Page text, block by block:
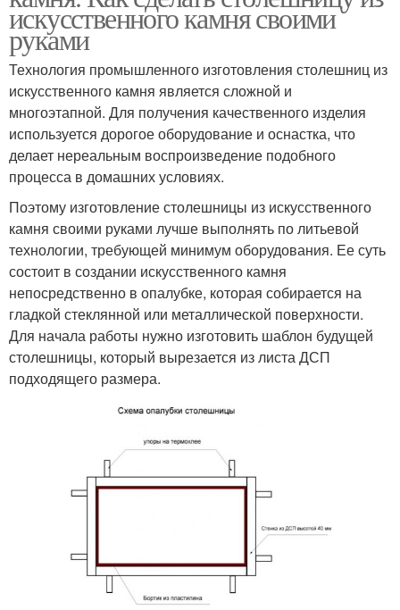
искусственного камня своими
руками
Технология промышленного изготовления столешниц из
искусственного камня является сложной и
многоэтапной. Для получения качественного изделия
используется дорогое оборудование и оснастка, что
делает нереальным воспроизведение подобного
процесса в домашних условиях.
Поэтому изготовление столешницы из искусственного
камня своими руками лучше выполнять по литьевой
технологии, требующей минимум оборудования. Ее суть
состоит в создании искусственного камня
непосредственно в опалубке, которая собирается на
гладкой стеклянной или металлической поверхности.
Для начала работы нужно изготовить шаблон будущей
столешницы, который вырезается из листа ДСП
подходящего размера.